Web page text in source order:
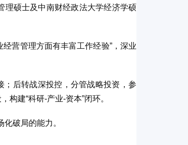
理硕士及中南财经政法大学经济学硕
营管理方面有丰富工作经验”，深业
后转战深投控，分管战略投资，参
建“科研-产业-资本”闭环。
破局的能力。